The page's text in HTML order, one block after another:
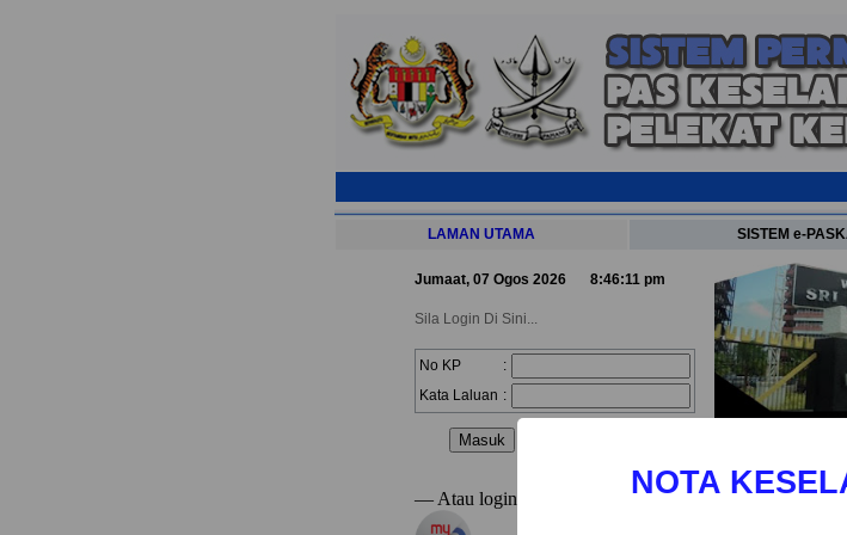
LAMAN UTAMA SISTEM e-
Jumaat, 07 Ogos 2026 8:46:11 pm
Sila Login Di Sini...
No KP
:
Kata Laluan :
— Atau login menggunakan —NOTA